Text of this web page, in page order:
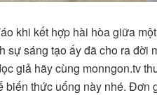
khi kết hợp hài hòa giữa
sự sáng tạo ấy đã cho ra đời
giả hãy cùng monngon.tv
biến thức uống này nhé. Đơn